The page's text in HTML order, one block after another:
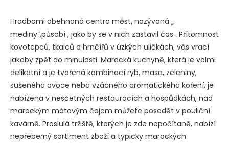
Hradbami obehnaná centra měst, nazývaná „
mediny“,působí , jako by se v nich zastavil čas . Přítomnost
kovotepců, tkalců a hrnčířů v úzkých uličkách, vás vrací
jakoby zpět do minulosti. Marocká kuchyně, která je velmi
delikátní a je tvořená kombinací ryb, masa, zeleniny,
sušeného ovoce nebo vzácného aromatického koření, je
nabízena v nesčetných restauracích a hospůdkách, nad
marockým mátovým čajem můžete posedět v pouliční
kavárně. Proslulá tržiště, kterých je zde nepočítaně, nabízí
nepřeberný sortiment zboží a typicky marockých